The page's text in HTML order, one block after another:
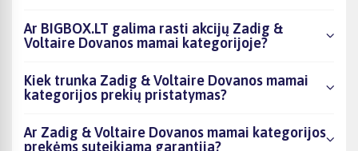
Ar BIGBOX.LT galima rasti akcijų Zadig &
Voltaire Dovanos mamai kategorijoje?
Kiek trunka Zadig & Voltaire Dovanos mamai
kategorijos prekių pristatymas?
Ar Zadig & Voltaire Dovanos mamai kategorijos
prekėms suteikiama garantija?